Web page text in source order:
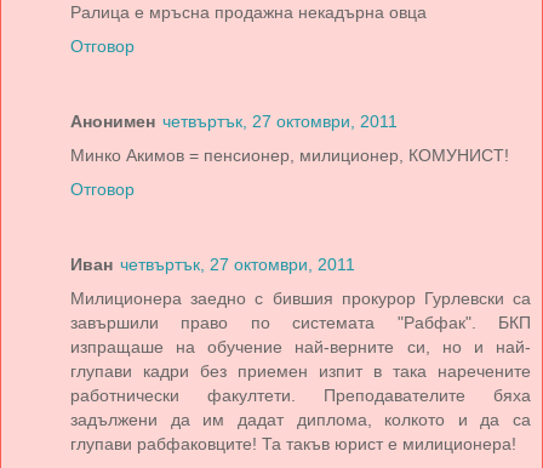
Ралица е мръсна продажна некадърна овца
Отговор
Анонимен четвъртък, 27 октомври, 2011
Минко Акимов = пенсионер, милиционер, КОМУНИСТ!
Отговор
Иван четвъртък, 27 октомври, 2011
Милиционера заедно с бившия прокурор Гурлевски са
завършили право по системата "Рабфак". БКП
изпращаше на обучение най-верните си, но и най-
глупави кадри без приемен изпит в така наречените
работнически факултети. Преподавателите бяха
задължени да им дадат диплома, колкото и да са
глупави рабфаковците! Та такъв юрист е милиционера!